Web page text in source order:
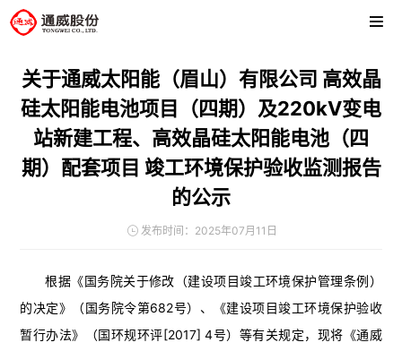
关于通威太阳能（眉山）有限公司 高效晶
硅太阳能电池项目（四期）及220kV变电
站新建工程、高效晶硅太阳能电池（四
期）配套项目 竣工环境保护验收监测报告
的公示
发布时间：2025年07月11日
根据《国务院关于修改（建设项目竣工环境保护管理条例）
的决定》（国务院令第682号）、《建设项目竣工环境保护验收
暂行办法》（国环规环评[2017] 4号）等有关规定，现将《通威